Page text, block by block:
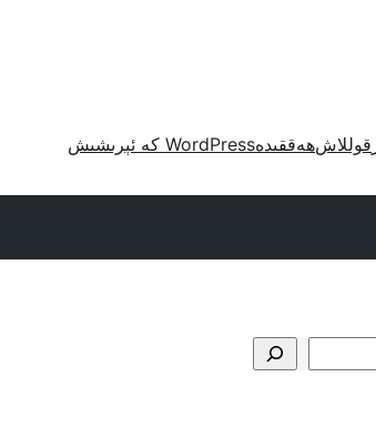
قوللاشھەققىدەWordPress كە ئېرىشىش